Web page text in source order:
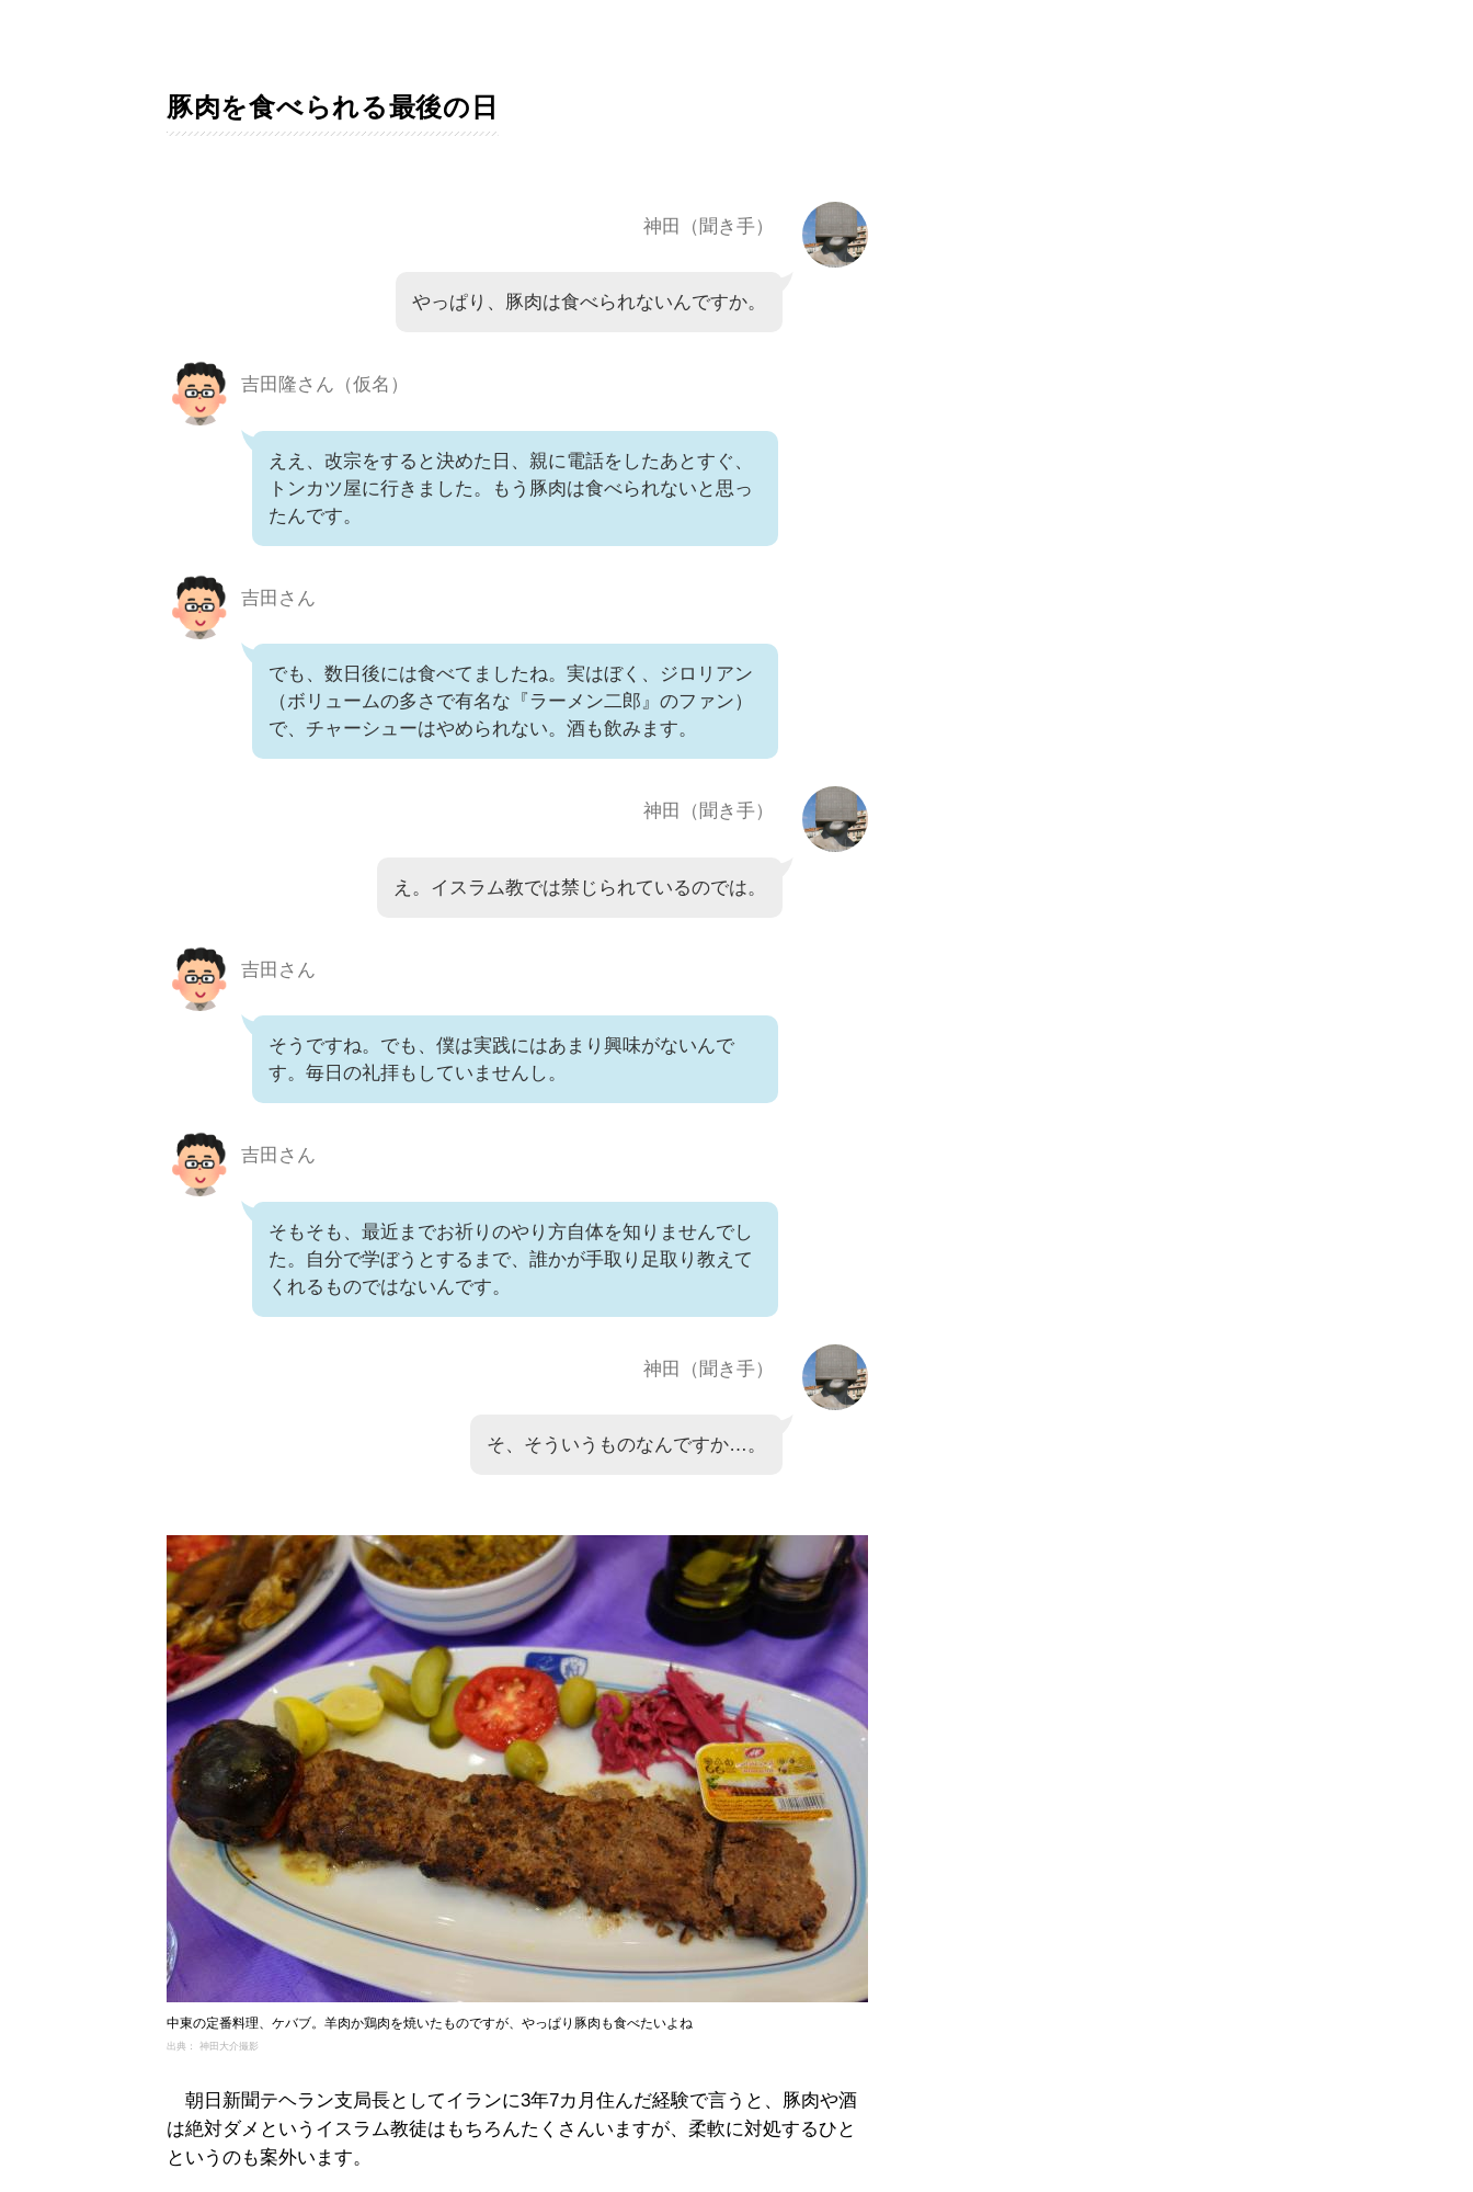
豚肉を食べられる最後の日
神田（聞き手）
やっぱり、豚肉は食べられないんですか。
吉田隆さん（仮名）
ええ、改宗をすると決めた日、親に電話をしたあとすぐ、
トンカツ屋に行きました。もう豚肉は食べられないと思っ
たんです。
吉田さん
でも、数日後には食べてましたね。実はぼく、ジロリアン
（ボリュームの多さで有名な『ラーメン二郎』のファン）
で、チャーシューはやめられない。酒も飲みます。
神田（聞き手）
え。イスラム教では禁じられているのでは。
吉田さん
そうですね。でも、僕は実践にはあまり興味がないんで
す。毎日の礼拝もしていませんし。
吉田さん
そもそも、最近までお祈りのやり方自体を知りませんでし
た。自分で学ぼうとするまで、誰かが手取り足取り教えて
くれるものではないんです。
神田（聞き手）
そ、そういうものなんですか…。
中東の定番料理、ケバブ。羊肉か鶏肉を焼いたものですが、やっぱり豚肉も食べたいよね
出典： 神田大介撮影
朝日新聞テヘラン支局長としてイランに3年7カ月住んだ経験で言うと、豚肉や酒
は絶対ダメというイスラム教徒はもちろんたくさんいますが、柔軟に対処するひと
というのも案外います。